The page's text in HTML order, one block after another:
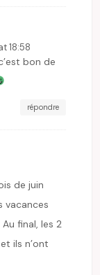
18:58
bon de
répondre
de juin
vacances
final, les 2
ils n’ont